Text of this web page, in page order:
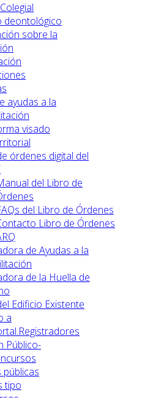
deontológico
sobre la
ayudas a la
visado
órdenes digital del
del Libro de
del Libro de Órdenes
Libro de Órdenes
de Ayudas a la
de la Huella de
Edificio Existente
a
Público-
públicas
tipo